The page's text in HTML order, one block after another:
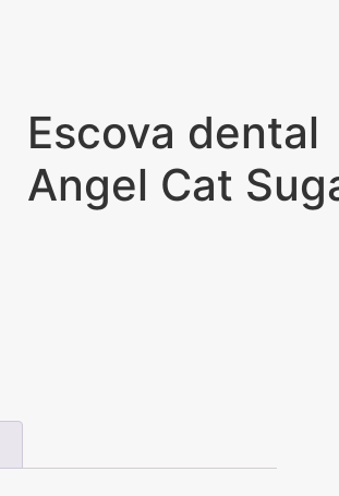
Escova dental
Angel Cat